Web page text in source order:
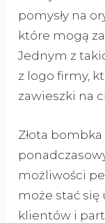
pomysły na
które mogą
Jednym z
z logo firmy,
zawieszki na
Złota
możliwości
może stać
klientów i